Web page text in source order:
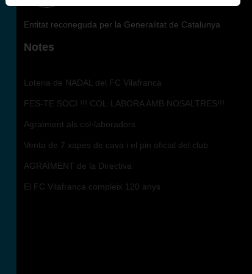
Entitat reconeguda per la Generalitat de Catalunya
Notes
Loteria de NADAL del FC Vilafranca
FES-TE SOCI !!! COL·LABORA AMB NOSALTRES!!!
Agraïment als col·laboradors
Venta de 7 xapes de cava i el pin oficial del club
AGRAÏMENT de la Directiva
El FC Vilafranca compleix 120 anys